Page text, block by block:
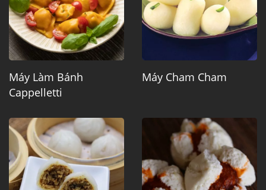
Máy Làm Bánh
Cappelletti
Máy Cham Cham